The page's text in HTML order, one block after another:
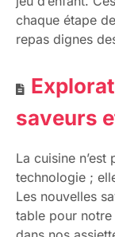
chaque étape
repas dignes
saveurs
La cuisine
technologie ;
Les nouvelles
table pour